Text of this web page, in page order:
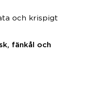
fänkål och